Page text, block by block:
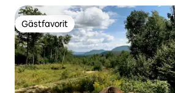
Gästfavorit
Gästfavorit